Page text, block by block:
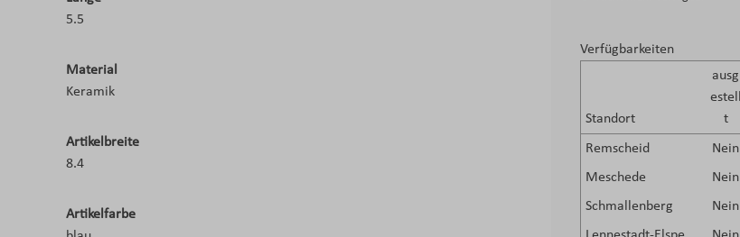
Verfügbarkeiten
Standort
ausg
t
Remscheid
Nein
Meschede
Nein
Schmallenberg
Nein
5.5
Material
Keramik
Artikelbreite
8.4
Artikelfarbe